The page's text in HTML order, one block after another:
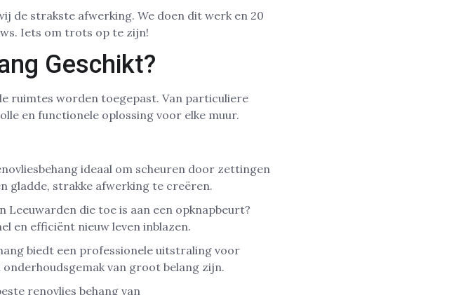
de strakste afwerking. We doen dit werk en 20
Iets om trots op te zijn!
Geschikt?
ruimtes worden toegepast. Van particuliere
en functionele oplossing voor elke muur.
ideaal om scheuren door zettingen
gladde, strakke afwerking te creëren.
Leeuwarden die toe is aan een opknapbeurt?
en efficiënt nieuw leven inblazen.
biedt een professionele uitstraling voor
van groot belang zijn.
renovlies behang van